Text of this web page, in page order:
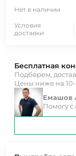
Нет в наличии
Условия
доставки
Бесплатная
Подберем,
Цены ниже на 10-
Емашов
Помогу